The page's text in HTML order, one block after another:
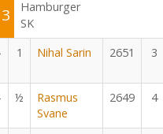
3
Hamburger
SK
1 Nihal Sarin 2651 3
½
Rasmus
Svane
2649 4